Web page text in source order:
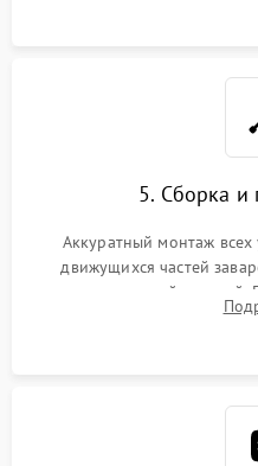
5. Сборка и
Аккуратный монтаж всех
движущихся частей
силиконовой
декальцинации и